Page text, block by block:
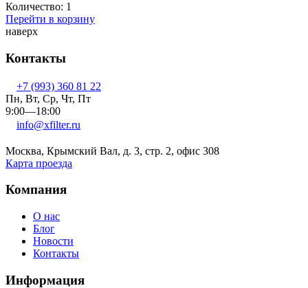
Количество: 1
Перейти в корзину
наверх
Контакты
+7 (993) 360 81 22
Пн, Вт, Ср, Чт, Пт
9:00—18:00
info@xfilter.ru
Москва, Крымский Вал, д. 3, стр. 2, офис 308
Карта проезда
Компания
О нас
Блог
Новости
Контакты
Информация